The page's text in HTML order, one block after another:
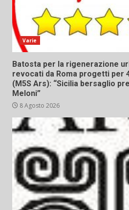
Varie
Batosta per la rigenerazione
revocati da Roma progetti per
(M5S Ars): “Sicilia bersaglio
Meloni”
8 Agosto 2026